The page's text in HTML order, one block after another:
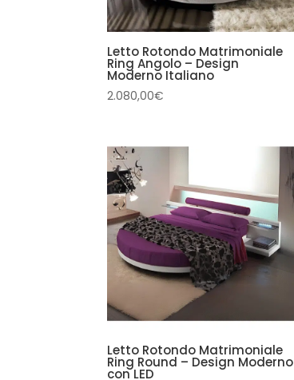
Letto Rotondo Matrimoniale
Ring Angolo – Design
Moderno Italiano
2.080,00€
Letto Rotondo Matrimoniale
Ring Round – Design Moderno
con LED